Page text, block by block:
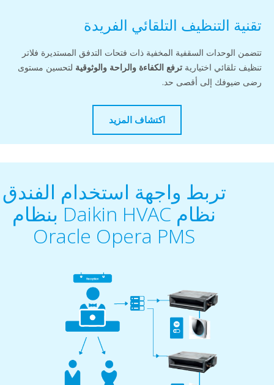
التلقائي الفريدة
السقفية المخفية ذات فتحات التدفق المستديرة فلاتر
اختياريةترفع الكفاءة والراحة والوثوقيةلتحسين مستوى
إلى أقصى حد.
اكتشاف المزيد
تربط واجهة استخدام الفندق
نظام Daikin HVAC بنظام
Oracle Opera PMS